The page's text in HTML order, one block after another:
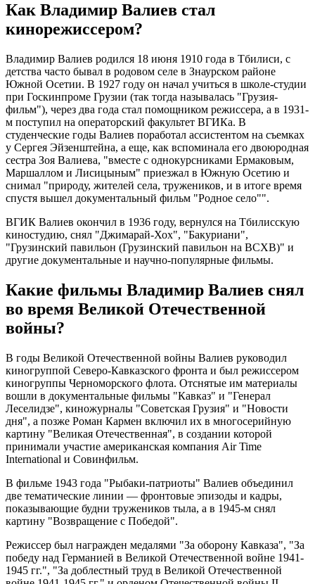
Как Владимир Валиев стал
кинорежиссером?
Владимир Валиев родился 18 июня 1910 года в Тбилиси, с
детства часто бывал в родовом селе в Знаурском районе
Южной Осетии. В 1927 году он начал учиться в школе-студии
при Госкинпроме Грузии (так тогда называлась "Грузия-
фильм"), через два года стал помощником режиссера, а в 1931-
м поступил на операторский факультет ВГИКа. В
студенческие годы Валиев поработал ассистентом на съемках
у Сергея Эйзенштейна, а еще, как вспоминала его двоюродная
сестра Зоя Валиева, "вместе с однокурсниками Ермаковым,
Маршаллом и Лисицыным" приезжал в Южную Осетию и
снимал "природу, жителей села, тружеников, и в итоге время
спустя вышел документальный фильм "Родное село"".
ВГИК Валиев окончил в 1936 году, вернулся на Тбилисскую
киностудию, снял "Джимарай-Хох", "Бакуриани",
"Грузинский павильон (Грузинский павильон на ВСХВ)" и
другие документальные и научно-популярные фильмы.
Какие фильмы Владимир Валиев снял
во время Великой Отечественной
войны?
В годы Великой Отечественной войны Валиев руководил
киногруппой Северо-Кавказского фронта и был режиссером
киногруппы Черноморского флота. Отснятые им материалы
вошли в документальные фильмы "Кавказ" и "Генерал
Леселидзе", киножурналы "Советская Грузия" и "Новости
дня", а позже Роман Кармен включил их в многосерийную
картину "Великая Отечественная", в создании которой
принимали участие американская компания Air Time
International и Совинфильм.
В фильме 1943 года "Рыбаки-патриоты" Валиев объединил
две тематические линии — фронтовые эпизоды и кадры,
показывающие будни тружеников тыла, а в 1945-м снял
картину "Возвращение с Победой".
Режиссер был награжден медалями "За оборону Кавказа", "За
победу над Германией в Великой Отечественной войне 1941-
1945 гг.", "За доблестный труд в Великой Отечественной